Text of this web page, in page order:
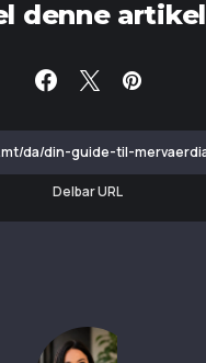
denne artikel
Delbar URL